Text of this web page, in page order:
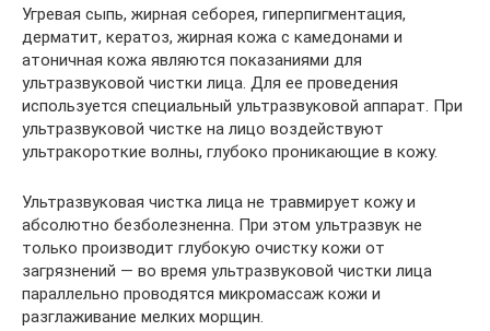
Угревая сыпь, жирная себорея, гиперпигментация,
дерматит, кератоз, жирная кожа с камедонами и
атоничная кожа являются показаниями для
ультразвуковой чистки лица. Для ее проведения
используется специальный ультразвуковой аппарат. При
ультразвуковой чистке на лицо воздействуют
ультракороткие волны, глубоко проникающие в кожу.
Ультразвуковая чистка лица не травмирует кожу и
абсолютно безболезненна. При этом ультразвук не
только производит глубокую очистку кожи от
загрязнений — во время ультразвуковой чистки лица
параллельно проводятся микромассаж кожи и
разглаживание мелких морщин.